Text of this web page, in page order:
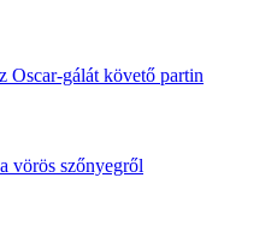
Oscar-gálát követő partin
vörös szőnyegről